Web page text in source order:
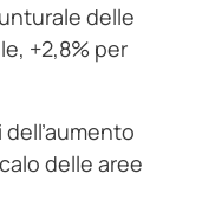
delle
+2,8% per
delle aree